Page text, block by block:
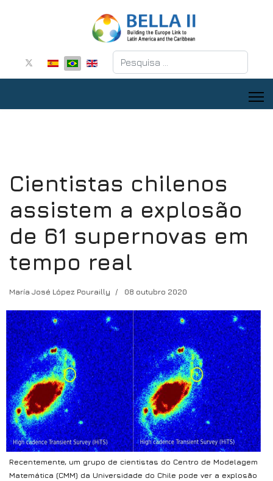
Pesquisar
Cientistas chilenos
assistem a explosão
de 61 supernovas em
tempo real
María José López Pourailly 08 outubro 2020
Recentemente, um grupo de cientistas do Centro de Modelagem
Matemática (CMM) da Universidade do Chile pode ver a explosão